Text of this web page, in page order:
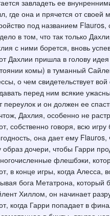
завладеть ее
где она и прячется от
под названием
в том, что так только
с ними борется, вновь
Дахлии пришла в голову
комы) в туманный
о чем свидетельствует
перед ним всякие
переулок и он должен ее
Дахлия, особенно не
собственно говоря, всю
она дает ему
образ дочери, чтобы Гарри
флешбэки,
в конце игры, когда Алесса,
бога Метатрона, который
Хиллом, он начинает
когда Гарри попадает в